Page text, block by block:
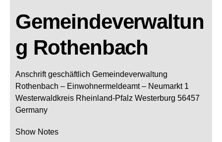
Gemeindeverwaltun
g Rothenbach
Anschrift geschäftlich Gemeindeverwaltung
Rothenbach – Einwohnermeldeamt – Neumarkt 1
Westerwaldkreis Rheinland-Pfalz Westerburg 56457
Germany
Show Notes